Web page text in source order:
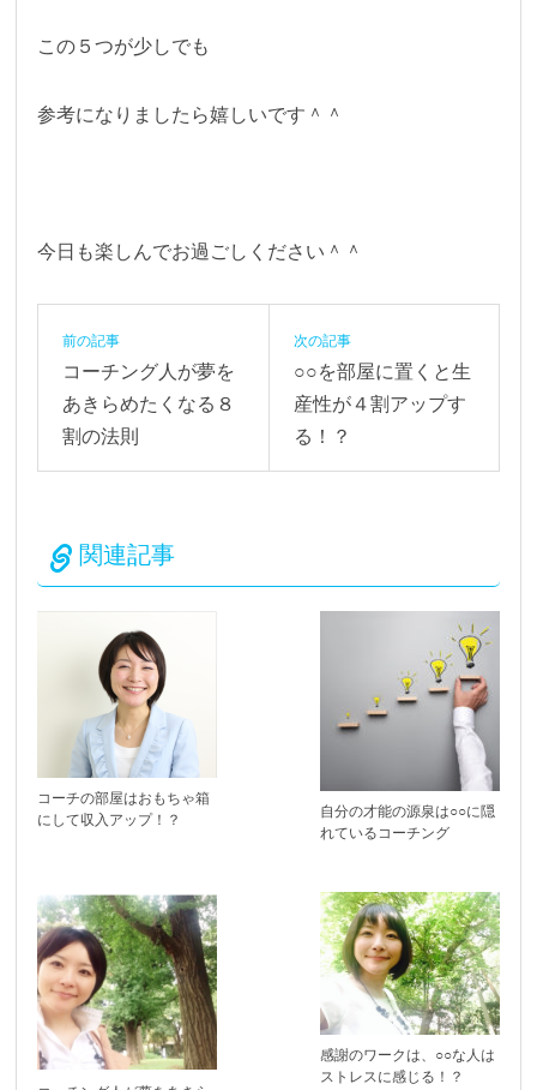
この５つが少しでも
参考になりましたら嬉しいです＾＾
今日も楽しんでお過ごしください＾＾
前の記事
コーチング人が夢を
あきらめたくなる８
割の法則
次の記事
○○を部屋に置くと生
産性が４割アップす
る！？
関連記事
コーチの部屋はおもちゃ箱
にして収入アップ！？
自分の才能の源泉は○○に隠
れているコーチング
感謝のワークは、○○な人は
ストレスに感じる！？